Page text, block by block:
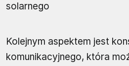
solarnego
Kolejnym aspektem jest
komunikacyjnego, która